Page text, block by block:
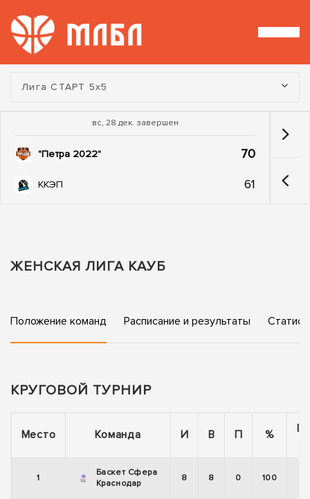
Турнир:
Лига СТАРТ 5х5
вс, 28 дек. завершен
"Петра 2022" 70
ККЭП 61
ЖЕНСКАЯ ЛИГА КАУБ
Положение команд Расписание и результаты
КРУГОВОЙ ТУРНИР
Место Команда И В П %
1
Баскет Сфера
Краснодар
8 8 0 100